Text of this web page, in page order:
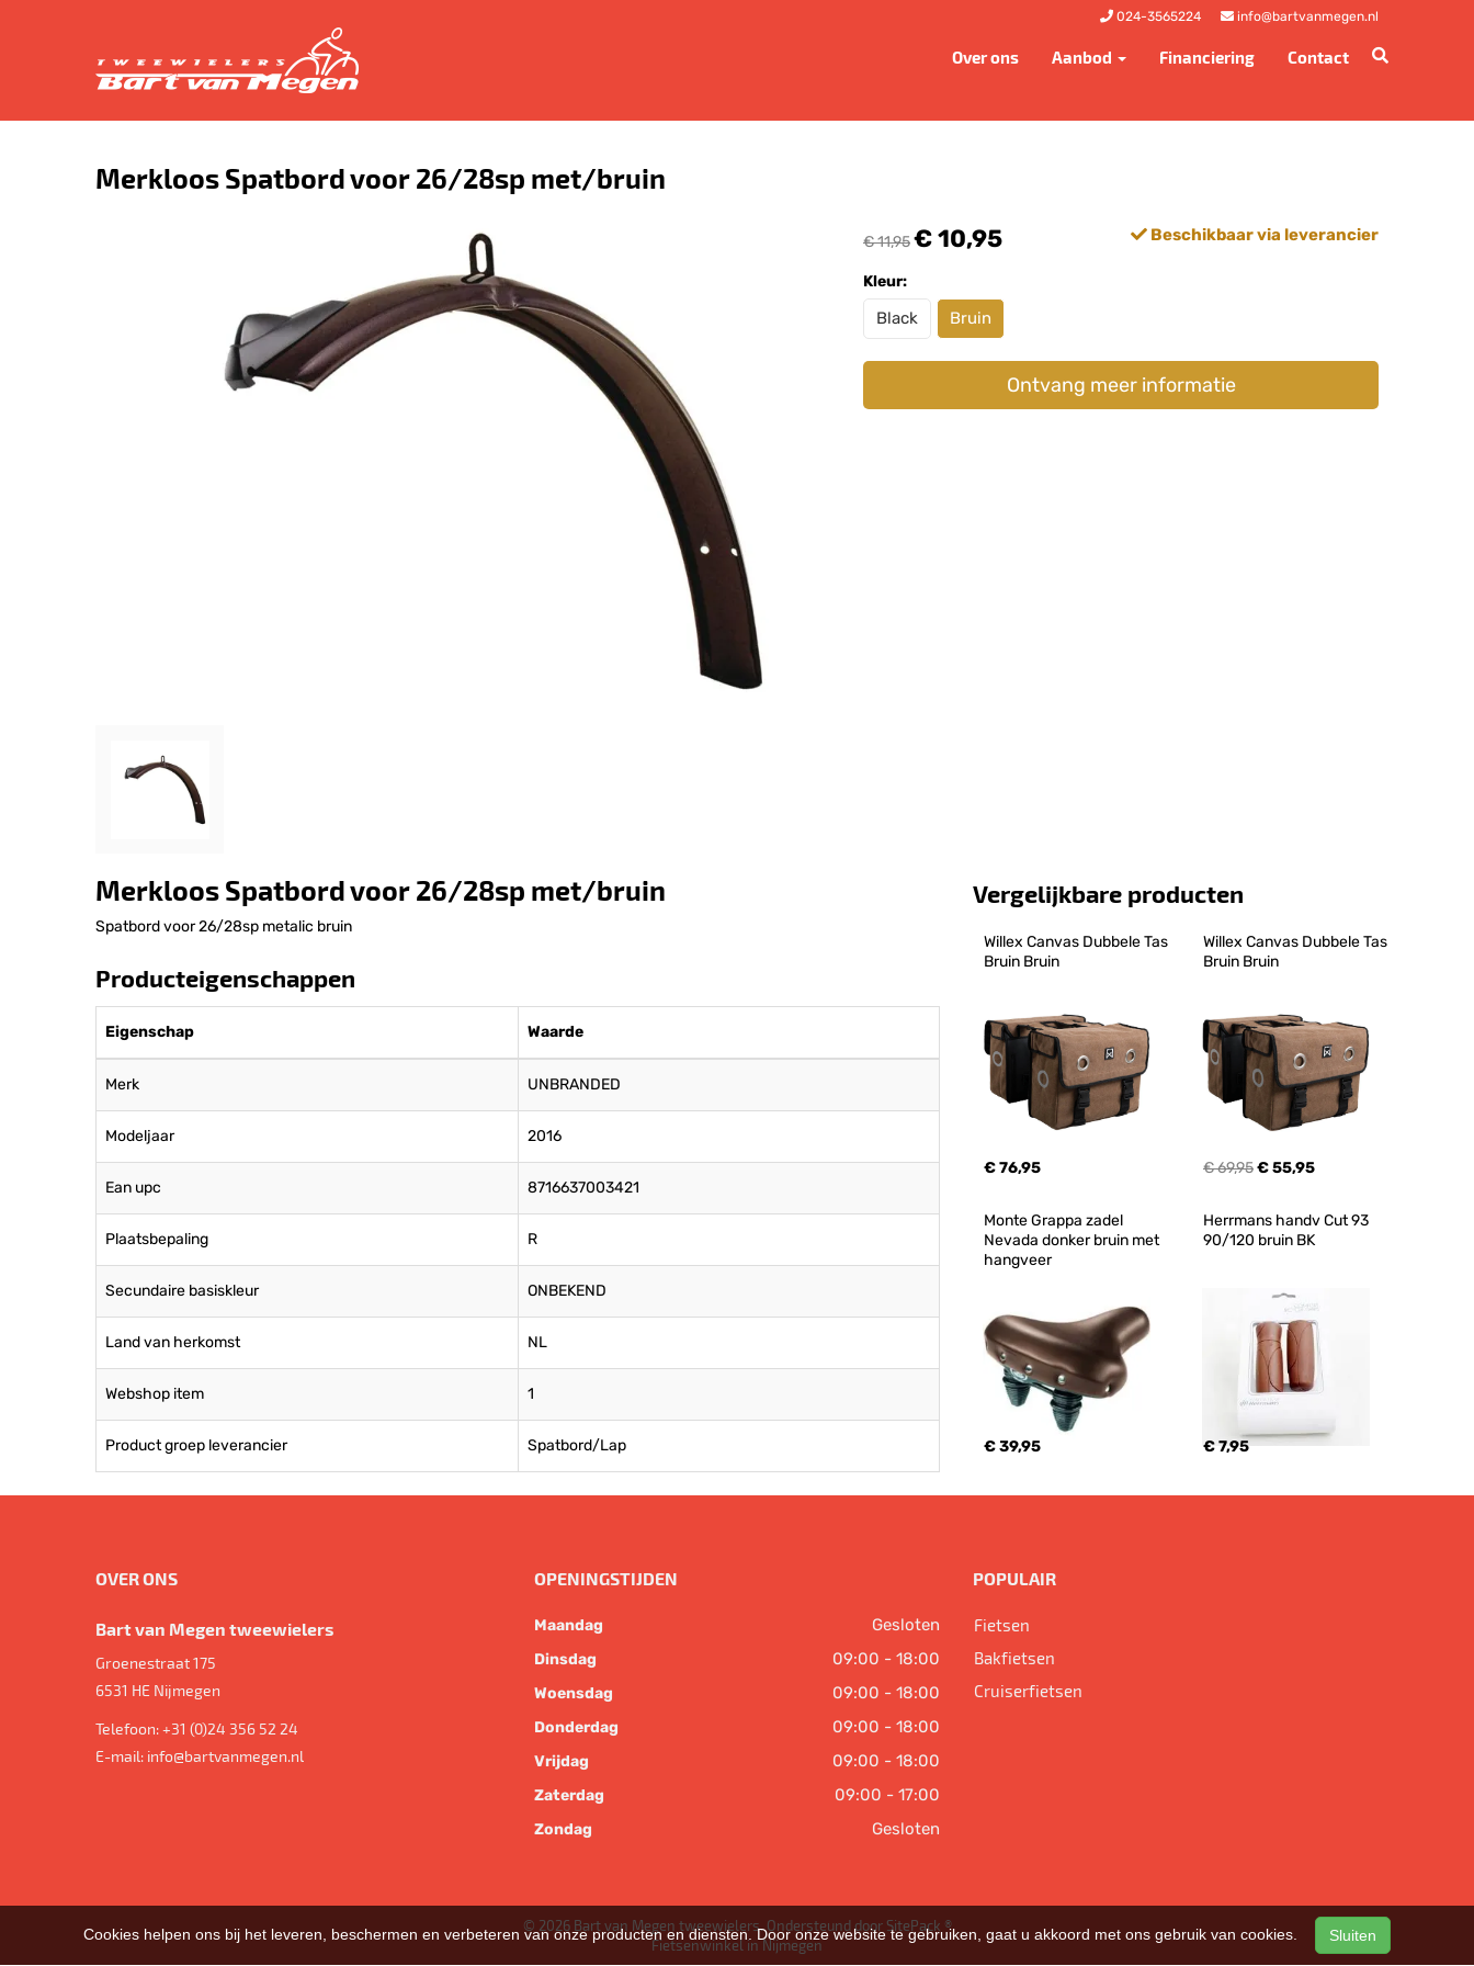
024-3565224 info@bartvanmegen.nl
Over ons Aanbod Financiering Contact
Merkloos Spatbord voor 26/28sp met/bruin
€ 11,95€ 10,95 Beschikbaar via leverancier
Kleur:
Black Bruin
Ontvang meer informatie
Merkloos Spatbord voor 26/28sp met/bruin
Spatbord voor 26/28sp metalic bruin
Producteigenschappen
Eigenschap Waarde
Merk UNBRANDED
Modeljaar 2016
Ean upc 8716637003421
Plaatsbepaling R
Secundaire basiskleur ONBEKEND
Land van herkomst NL
Webshop item 1
Product groep leverancier Spatbord/Lap
Vergelijkbare producten
Willex Canvas Dubbele Tas
Bruin Bruin
€ 76,95
Willex Canvas Dubbele Tas
Bruin Bruin
€ 69,95€ 55,95
Monte Grappa zadel
Nevada donker bruin met
hangveer
€ 39,95
Herrmans handv Cut 93
90/120 bruin BK
€ 7,95
OVER ONS
Bart van Megen tweewielers
Groenestraat 175
6531 HE Nijmegen
Telefoon:+31 (0)24 356 52 24
E-mail: info@bartvanmegen.nl
OPENINGSTIJDEN
Maandag Gesloten
Dinsdag 09:00 - 18:00
Woensdag 09:00 - 18:00
Donderdag 09:00 - 18:00
Vrijdag 09:00 - 18:00
Zaterdag 09:00 - 17:00
Zondag Gesloten
POPULAIR
Fietsen
Bakfietsen
Cruiserfietsen
© 2026 Bart van Megen tweewielers. Ondersteund door SitePack ®
Fietsenwinkel in Nijmegen
Cookies helpen ons bij het leveren, beschermen en verbeteren van onze producten en diensten. Door onze website te gebruiken, gaat u akkoord met ons gebruik van cookies. Sluiten